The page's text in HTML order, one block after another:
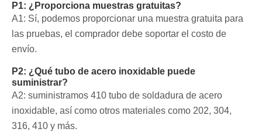
P1: ¿Proporciona muestras gratuitas?
A1: Sí, podemos proporcionar una muestra gratuita para
las pruebas, el comprador debe soportar el costo de
envío.
P2: ¿Qué tubo de acero inoxidable puede
suministrar?
A2: suministramos 410 tubo de soldadura de acero
inoxidable, así como otros materiales como 202, 304,
316, 410 y más.